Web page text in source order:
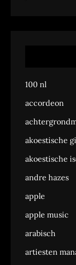
100 nl
accordeon
akoestische
akoestische
andre hazes
apple
apple music
arabisch
artiesten